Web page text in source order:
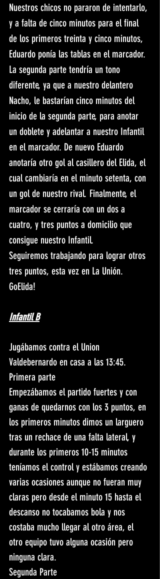
Nuestros chicos no pararon de intentarlo,
y a falta de cinco minutos para el final
de los primeros treinta y cinco minutos,
Eduardo ponía las tablas en el marcador.
La segunda parte tendría un tono
diferente, ya que a nuestro delantero
Nacho, le bastarían cinco minutos del
inicio de la segunda parte, para anotar
un doblete y adelantar a nuestro Infantil
en el marcador. De nuevo Eduardo
anotaría otro gol al casillero del Elida, el
cual cambiaría en el minuto setenta, con
un gol de nuestro rival. Finalmente, el
marcador se cerraría con un dos a
cuatro, y tres puntos a domicilio que
consigue nuestro Infantil.
Seguiremos trabajando para lograr otros
tres puntos, esta vez en La Unión.
GoElida!
Infantil B
Jugábamos contra el Union
Valdebernardo en casa a las 13:45.
Primera parte
Empezábamos el partido fuertes y con
ganas de quedarnos con los 3 puntos, en
los primeros minutos dimos un larguero
tras un rechace de una falta lateral, y
durante los primeros 10-15 minutos
teníamos el control y estábamos creando
varias ocasiones aunque no fueran muy
claras pero desde el minuto 15 hasta el
descanso no tocabamos bola y nos
costaba mucho llegar al otro área, el
otro equipo tuvo alguna ocasión pero
ninguna clara.
Segunda Parte